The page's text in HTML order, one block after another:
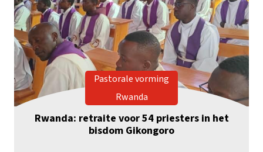
Pastorale vorming
Rwanda
Rwanda: retraite voor 54 priesters in het
bisdom Gikongoro